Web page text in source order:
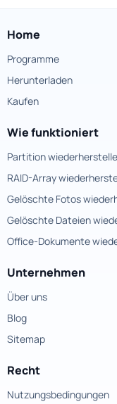
Home
Programme
Herunterladen
Kaufen
Wie funktioniert
Partition
RAID-Array
Gelöschte Fotos
Gelöschte Dateien
Office-Dokumente
Unternehmen
Über uns
Blog
Sitemap
Recht
Nutzungsbedingungen